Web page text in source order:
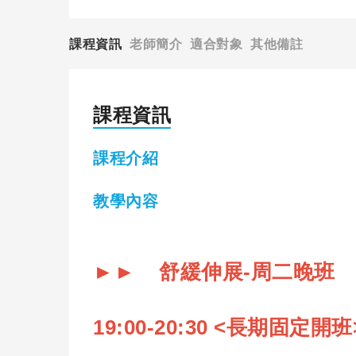
課程資訊 老師簡介 適合對象 其他備註
課程資訊
課程介紹
教學內容
►► 舒緩伸展-周二晚班
19:00-20:30 <長期固定開